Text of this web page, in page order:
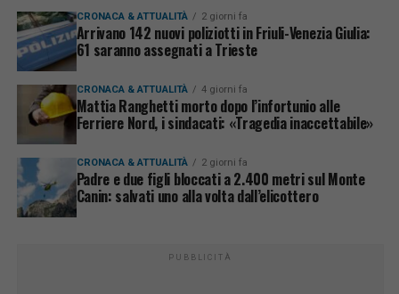
CRONACA & ATTUALITÀ 2 giorni fa
Arrivano 142 nuovi poliziotti in Friuli-Venezia Giulia:
61 saranno assegnati a Trieste
CRONACA & ATTUALITÀ 4 giorni fa
Mattia Ranghetti morto dopo l’infortunio alle
Ferriere Nord, i sindacati: «Tragedia inaccettabile»
CRONACA & ATTUALITÀ 2 giorni fa
Padre e due figli bloccati a 2.400 metri sul Monte
Canin: salvati uno alla volta dall’elicottero
PUBBLICITÀ